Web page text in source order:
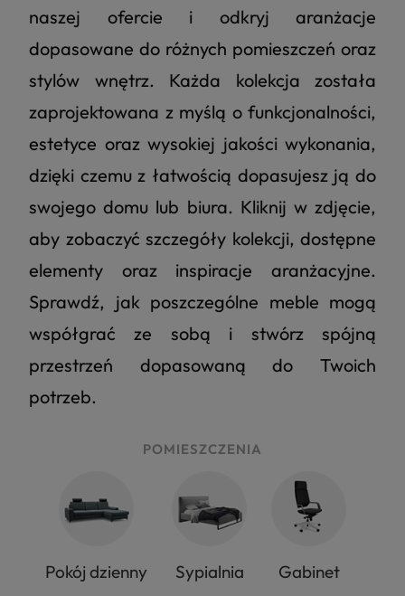
naszej ofercie i odkryj aranżacje
dopasowane do różnych pomieszczeń oraz
stylów wnętrz. Każda kolekcja została
zaprojektowana z myślą o funkcjonalności,
estetyce oraz wysokiej jakości wykonania,
dzięki czemu z łatwością dopasujesz ją do
swojego domu lub biura. Kliknij w zdjęcie,
aby zobaczyć szczegóły kolekcji, dostępne
elementy oraz inspiracje aranżacyjne.
Sprawdź, jak poszczególne meble mogą
współgrać ze sobą i stwórz spójną
przestrzeń dopasowaną do Twoich
potrzeb.
POMIESZCZENIA
Pokój dzienny Sypialnia Gabinet